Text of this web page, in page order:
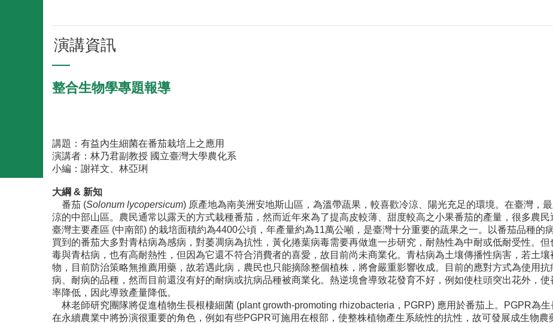
演講資訊
整合生物學專題報導
講題：有益內生細菌在番茄栽培上之應用
演講者：林乃君副教授 國立臺灣大學農化系
小編：謝祥文、林亞琍
大綱 & 新知
番茄 (Solonum lycopersicum) 原產地為南美洲安地斯山區，為溫帶蔬果，較喜歡冷涼、陽光充足的環境。在臺灣，
涼的中部山區。農民通常以露天的方式栽種番茄，然而近年來為了提高皮較薄、甜度較高之小果番茄的產量，很多農民
臺灣主要產區 (中南部) 的栽培面積約為4400公頃，年產量約為11萬公噸，是臺灣十分重要的蔬果之一。以番茄品種的
買到的番茄大多對青枯病為感病，對萎凋病為抗性，黃化捲葉病毒需要再做進一步研究，耐熱性為中耐或低耐受性。
毒與青枯病，也有高耐熱性，但因為它還不符合消費者的喜愛，故目前尚未商業化。青枯病為土壤傳播性病害，若土
物，目前防治策略無推薦用藥，故若遇此病，農民也只能摘除整個植株，將會嚴重影響收成。目前的應對方式為使用
病、耐病的品種，然而目前還沒有好的耐病或抗病品種被商業化。熱逆境會導致花發育不好，例如使柱頭突出花外，
率降低，因此導致產量降低。
林老師研究團隊將促進植物生長根棲細菌 (plant growth-promoting rhizobacteria，PGRP) 應用於番茄上。PGPR為
在永續農業中將扮演很重要的角色，例如有些PGPR可施用在根部，使整株植物產生系統性的抗性，故可發展成生物